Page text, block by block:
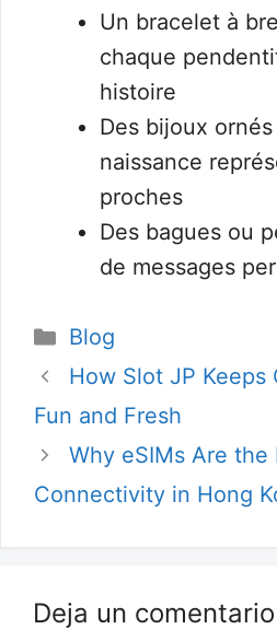
Un bracelet à
chaque
histoire
Des bijoux
naissance
proches
Des bagues ou
de messages
Categorías
Blog
How Slot JP Keeps
Fun and Fresh
Why eSIMs Are the
Connectivity in Hong
Deja un comentario